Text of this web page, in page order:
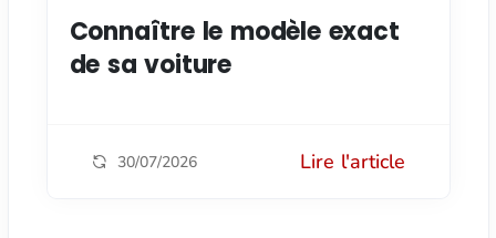
Connaître le modèle exact
de sa voiture
30/07/2026 Lire l'article